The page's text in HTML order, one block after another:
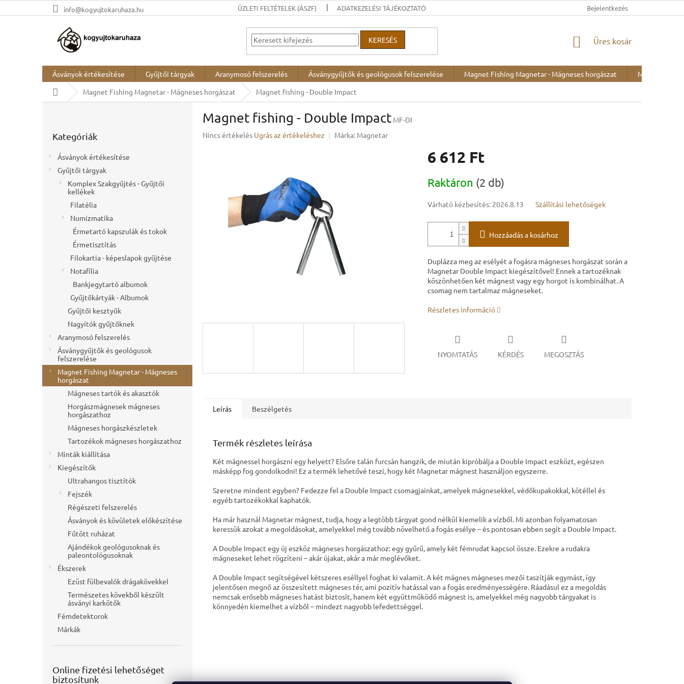
a
info@kogyujtokaruhaza.hu ÜZLETI FELTÉTELEK (ÁSZF) ADATKEZELÉSI TÁJÉKOZTATÓ Bejelentkezés
KERESÉS KOSÁR
Üres kosár
Ásványok értékesítése Gyűjtői tárgyak Aranymosó felszerelés Ásványgyűjtők és geológusok felszerelése Magnet Fishing Magnetar - Mágneses horgászat
Minták
KezdőlapMagnet Fishing Magnetar - Mágneses horgászat Magnet fishing - Double Impact
átugrása
Kategóriák
Ásványok értékesítése
Gyűjtői tárgyak
Komplex Szakgyűjtés - Gyűjtői
kellékek
Filatélia
Numizmatika
Érmetartó kapszulák és tokok
Érmetisztítás
Filokartia - képeslapok gyűjtése
Notafília
Bankjegytartó albumok
Gyűjtőkártyák - Albumok
Gyűjtői kesztyűk
Nagyítók gyűjtőknek
Aranymosó felszerelés
Ásványgyűjtők és geológusok
felszerelése
Magnet Fishing Magnetar - Mágneses
horgászat
Mágneses tartók és akasztók
Horgászmágnesek mágneses
horgászathoz
Mágneses horgászkészletek
Tartozékok mágneses horgászathoz
Minták kiállítása
Kiegészítők
Ultrahangos tisztítók
Fejszék
Régészeti felszerelés
Ásványok és kövületek előkészítése
Fűtött ruházat
Ajándékok geológusoknak és
paleontológusoknak
Ékszerek
Ezüst fülbevalók drágakövekkel
Természetes kövekből készült
ásványi karkötők
Fémdetektorok
Márkák
Online fizetési lehetőséget
biztosítunk
Magnet fishing - Double Impact MF-DI
A
Nincs értékelés Ugrás az értékeléshez Márka: Magnetar
6 612 Ft
Raktáron (2 db)
Várható kézbesítés: 2026.8.13 Szállítási lehetőségek
Hozzáadás a kosárhoz
Duplázza meg az esélyét a fogásra mágneses horgászat során a
Magnetar Double Impact kiegészítővel! Ennek a tartozéknak
köszönhetően két mágnest vagy egy horgot is kombinálhat. A
csomag nem tartalmaz mágneseket.
Részletes információ
NYOMTATÁS KÉRDÉS MEGOSZTÁS
Leírás Beszélgetés
Termék részletes leírása
Két mágnessel horgászni egy helyett? Elsőre talán furcsán hangzik, de miután kipróbálja a Double Impact eszközt, egészen
másképp fog gondolkodni! Ez a termék lehetővé teszi, hogy két Magnetar mágnest használjon egyszerre.
Szeretne mindent egyben? Fedezze fel a Double Impact csomagjainkat, amelyek mágnesekkel, védőkupakokkal, kötéllel és
egyéb tartozékokkal kaphatók.
Ha már használ Magnetar mágnest, tudja, hogy a legtöbb tárgyat gond nélkül kiemelik a vízből. Mi azonban folyamatosan
keressük azokat a megoldásokat, amelyekkel még tovább növelhető a fogás esélye – és pontosan ebben segít a Double Impact.
A Double Impact egy új eszköz mágneses horgászathoz: egy gyűrű, amely két fémrudat kapcsol össze. Ezekre a rudakra
mágneseket lehet rögzíteni – akár újakat, akár a már meglévőket.
A Double Impact segítségével kétszeres eséllyel foghat ki valamit. A két mágnes mágneses mezői taszítják egymást, így
jelentősen megnő az összesített mágneses tér, ami pozitív hatással van a fogás eredményességére. Ráadásul ez a megoldás
nemcsak erősebb mágneses hatást biztosít, hanem két együttműködő mágnest is, amelyekkel még nagyobb tárgyakat is
könnyedén kiemelhet a vízből – mindezt nagyobb lefedettséggel.